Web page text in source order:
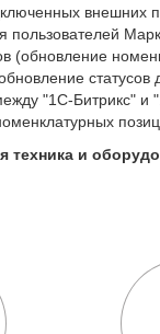
внешних
пользователей
"1С-Битрикс" и
техника и